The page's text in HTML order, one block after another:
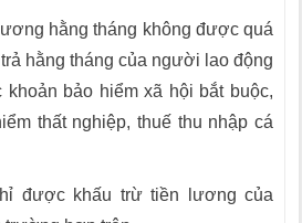
hằng tháng không được quá
hằng tháng của người lao động
khoản bảo hiểm xã hội bắt buộc,
thất nghiệp, thuế thu nhập cá
được khấu trừ tiền lương của